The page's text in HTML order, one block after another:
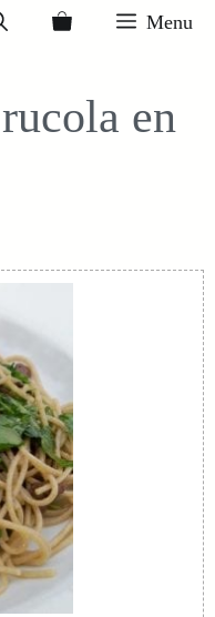
Menu
en